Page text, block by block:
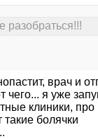
разобраться!!!
врач и
чего... я уже
клиники, про
такие болячки